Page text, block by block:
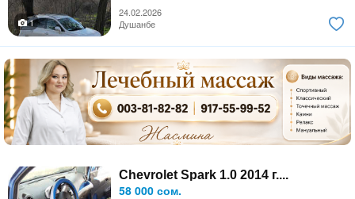
24.02.2026
1
Душанбе
Chevrolet Spark 1.0 2014 г....
58 000 сом.